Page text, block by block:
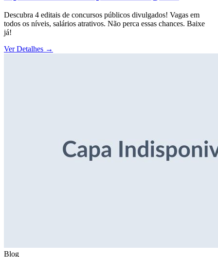
Descubra 4 editais de concursos públicos divulgados! Vagas em
todos os níveis, salários atrativos. Não perca essas chances. Baixe
já!
Ver Detalhes →
Blog